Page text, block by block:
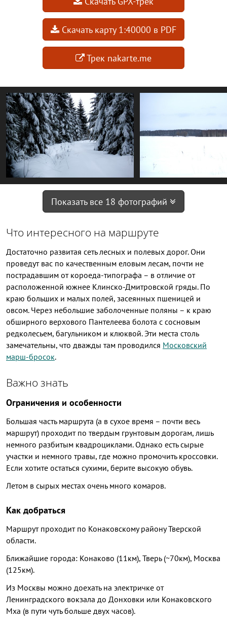
Скачать карту 1:40000 в PDF
Трек nakarte.me
Показать все 18 фотографий
Что интересного на маршруте
Достаточно развитая сеть лесных и полевых дорог. Они
проведут вас по качественным еловым лесам, почти не
пострадавшим от короеда-типографа – в отличие от
расположенной южнее Клинско-Дмитровской гряды. По
краю больших и малых полей, засеянных пшеницей и
овсом. Через небольшие заболоченные поляны – к краю
обширного верхового Пантелеева болота с сосновым
редколесьем, багульником и клюквой. Эти места столь
замечательны, что дважды там проводился Московский
марш-бросок.
Важно знать
Ограничения и особенности
Большая часть маршрута (а в сухое время – почти весь
маршрут) проходит по твердым грунтовым дорогам, лишь
немного разбитым квадроциклами. Однако есть сырые
участки и немного травы, где можно промочить кроссовки.
Если хотите остаться сухими, берите высокую обувь.
Летом в сырых местах очень много комаров.
Как добраться
Маршрут проходит по Конаковскому району Тверской
области.
Ближайшие города: Конаково (11км), Тверь (~70км), Москва
(125км).
Из Москвы можно доехать на электричке от
Ленинградского вокзала до Донховки или Конаковского
Мха (в пути чуть больше двух часов).